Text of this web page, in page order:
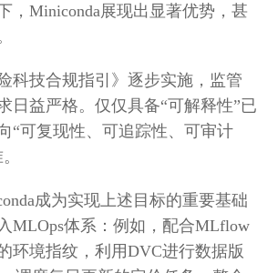
，Miniconda展现出显著优势，甚
科技合规指引》逐步实施，监管
日益严格。仅仅具备“可解释性”已
“可复现性、可追踪性、可审计
成为实现上述目标的重要基础
MLOps体系：例如，配合MLflow
环境指纹，利用DVC进行数据版